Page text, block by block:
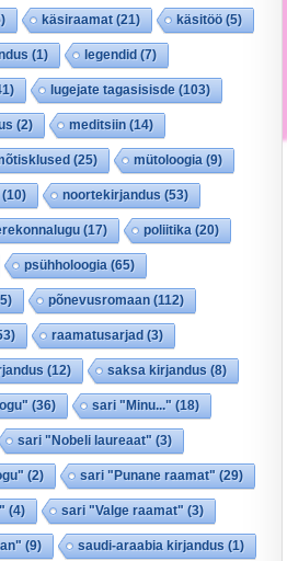
käsiraamat(21) käsitöö (5)
(1) legendid (7)
lugejate tagasisisde (103)
(2) meditsiin (14)
(25) mütoloogia (9)
(10) noortekirjandus (53)
(17) poliitika (20)
psühholoogia (65)
põnevusromaan (112)
raamatusarjad (3)
(12) saksa kirjandus (8)
(36) sari "Minu..." (18)
sari "Nobeli laureaat" (3)
(2) sari "Punane raamat" (29)
(4) sari "Valge raamat" (3)
(9) saudi-araabia kirjandus (1)